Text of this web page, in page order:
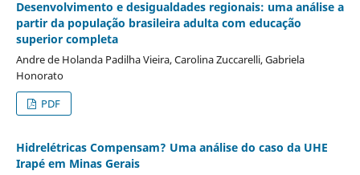
Desenvolvimento e desigualdades regionais: uma análise a
partir da população brasileira adulta com educação
superior completa
Andre de Holanda Padilha Vieira, Carolina Zuccarelli, Gabriela
Honorato
PDF
Hidrelétricas Compensam? Uma análise do caso da UHE
Irapé em Minas Gerais